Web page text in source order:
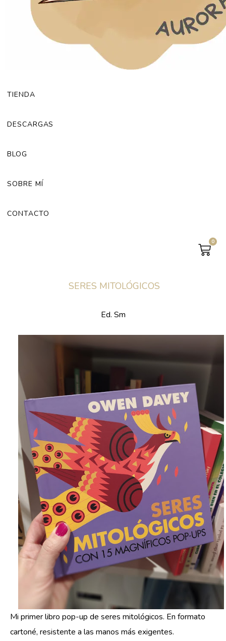
TIENDA
DESCARGAS
BLOG
SOBRE MÍ
CONTACTO
0
SERES MITOLÓGICOS
Ed. Sm
Mi primer libro pop-up de seres mitológicos. En formato
cartoné, resistente a las manos más exigentes.